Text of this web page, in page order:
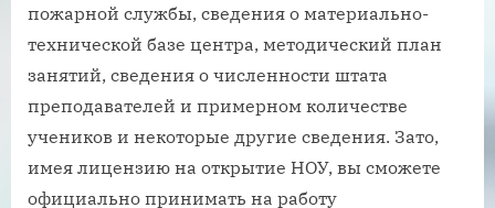
пожарной службы, сведения о материально-
технической базе центра, методический план
занятий, сведения о численности штата
преподавателей и примерном количестве
учеников и некоторые другие сведения. Зато,
имея лицензию на открытие НОУ, вы сможете
официально принимать на работу